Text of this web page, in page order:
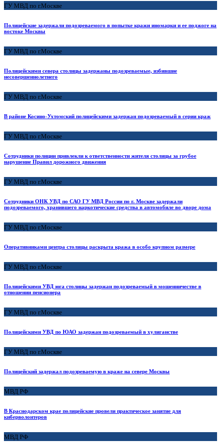
ГУ МВД по г.Москве
Полицейские задержали подозреваемого в попытке кражи иномарки и ее поджоге на
востоке Москвы
ГУ МВД по г.Москве
Полицейскими севера столицы задержаны подозреваемые, избившие
несовершеннолетнего
ГУ МВД по г.Москве
В районе Косино-Ухтомский полицейскими задержан подозреваемый в серии краж
ГУ МВД по г.Москве
Сотрудники полиции привлекли к ответственности жителя столицы за грубое
нарушение Правил дорожного движения
ГУ МВД по г.Москве
Сотрудники ОНК УВД по САО ГУ МВД России по г. Москве задержали
подозреваемого, хранившего наркотические средства в автомобиле во дворе дома
ГУ МВД по г.Москве
Оперативниками центра столицы раскрыта кража в особо крупном размере
ГУ МВД по г.Москве
Полицейскими УВД юга столицы задержан подозреваемый в мошенничестве в
отношении пенсионера
ГУ МВД по г.Москве
Полицейскими УВД по ЮАО задержан подозреваемый в хулиганстве
ГУ МВД по г.Москве
Полицейский задержал подозреваемую в краже на севере Москвы
МВД РФ
В Краснодарском крае полицейские провели практическое занятие для
киберволонтеров
МВД РФ